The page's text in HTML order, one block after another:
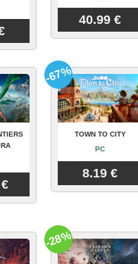
40.99 €
TOWN TO CITY
PC
8.19 €
-67%
-28%